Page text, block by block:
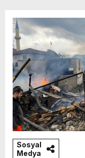
Sosyal
Medya